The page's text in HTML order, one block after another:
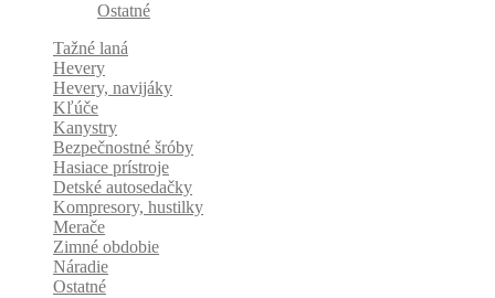
Ostatné
Tažné laná
Hevery
Hevery, navijáky
Kľúče
Kanystry
Bezpečnostné šróby
Hasiace prístroje
Detské autosedačky
Kompresory, hustilky
Merače
Zimné obdobie
Náradie
Ostatné